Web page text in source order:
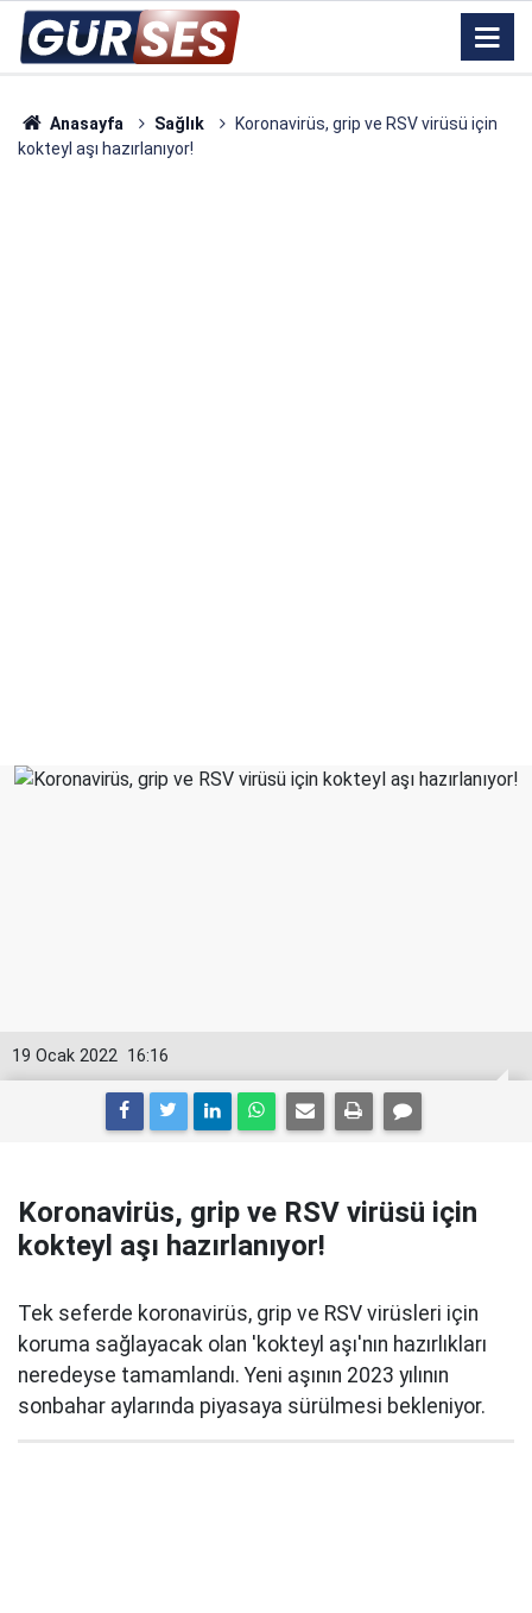
Anasayfa Sağlık
Koronavirüs, grip ve RSV virüsü için
kokteyl aşı hazırlanıyor!
16:16
19 Ocak 2022
Koronavirüs, grip ve RSV virüsü için
kokteyl aşı hazırlanıyor!
Tek seferde koronavirüs, grip ve RSV virüsleri için
koruma sağlayacak olan 'kokteyl aşı'nın hazırlıkları
neredeyse tamamlandı. Yeni aşının 2023 yılının
sonbahar aylarında piyasaya sürülmesi bekleniyor.